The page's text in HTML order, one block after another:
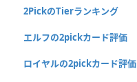
2PickのTierランキング
エルフの2pickカード評価
ロイヤルの2pickカード評価